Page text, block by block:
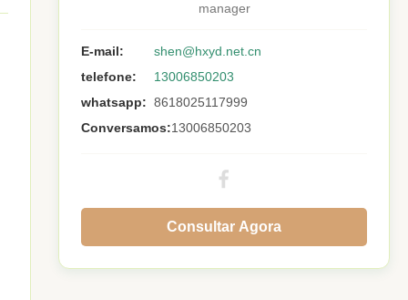
manager
E-mail:
shen@hxyd.net.cn
telefone:
13006850203
whatsapp: 8618025117999
Conversamos:13006850203
Consultar Agora